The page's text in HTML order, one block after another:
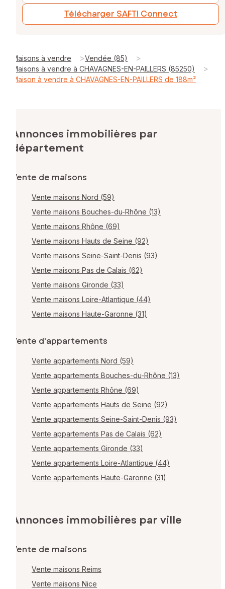
Télécharger SAFTI Connect
Maisons à vendre >Vendée (85) >
Maisons à vendre à CHAVAGNES-EN-PAILLERS (85250) >
Maison à vendre à CHAVAGNES-EN-PAILLERS de 188m²
Annonces immobilières par
département
Vente de maisons
Vente maisons Nord (59)
Vente maisons Bouches-du-Rhône (13)
Vente maisons Rhône (69)
Vente maisons Hauts de Seine (92)
Vente maisons Seine-Saint-Denis (93)
Vente maisons Pas de Calais (62)
Vente maisons Gironde (33)
Vente maisons Loire-Atlantique (44)
Vente maisons Haute-Garonne (31)
Vente d'appartements
Vente appartements Nord (59)
Vente appartements Bouches-du-Rhône (13)
Vente appartements Rhône (69)
Vente appartements Hauts de Seine (92)
Vente appartements Seine-Saint-Denis (93)
Vente appartements Pas de Calais (62)
Vente appartements Gironde (33)
Vente appartements Loire-Atlantique (44)
Vente appartements Haute-Garonne (31)
Annonces immobilières par ville
Vente de maisons
Vente maisons Reims
Vente maisons Nice